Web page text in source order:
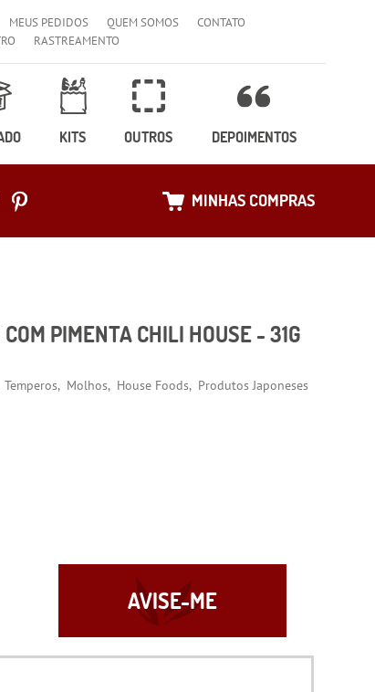
MEUS PEDIDOS QUEM SOMOS
CONTATO
RASTREAMENTO
KITS OUTROS DEPOIMENTOS
MINHAS COMPRAS
PIMENTA CHILI HOUSE - 31G
Temperos Molhos House Foods
Produtos Japoneses
AVISE-ME